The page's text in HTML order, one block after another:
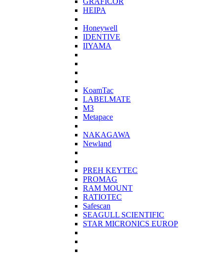
HEIPA
Honeywell
IDENTIVE
IIYAMA
KoamTac
LABELMATE
M3
Metapace
NAKAGAWA
Newland
PREH KEYTEC
PROMAG
RAM MOUNT
RATIOTEC
Safescan
SEAGULL SCIENTIFIC
STAR MICRONICS EUROP